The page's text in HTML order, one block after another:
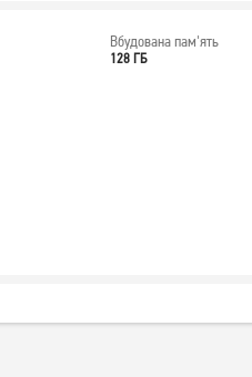
Вбудована пам'ять
128 ГБ